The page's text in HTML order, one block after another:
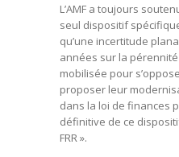
L’AMF a toujours
seul dispositif
qu’une incertitude
années sur la pérennité
mobilisée pour
proposer leur
dans la loi de finances
définitive de ce
FRR ».